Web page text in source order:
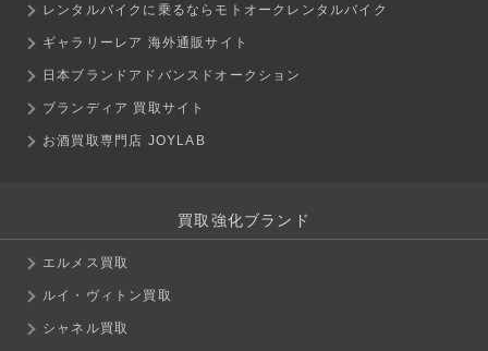
レンタルバイクに乗るならモトオークレンタルバイク
ギャラリーレア 海外通販サイト
日本ブランドアドバンスドオークション
ブランディア 買取サイト
お酒買取専門店 JOYLAB
買取強化ブランド
エルメス買取
ルイ・ヴィトン買取
シャネル買取